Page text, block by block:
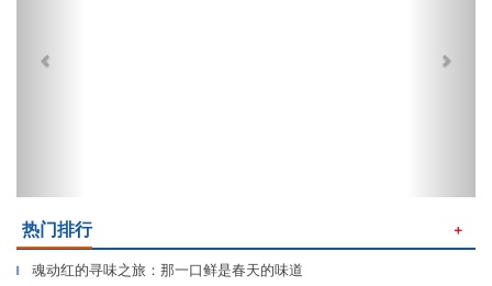
热门排行 ＋
▎ 魂动红的寻味之旅：那一口鲜是春天的味道